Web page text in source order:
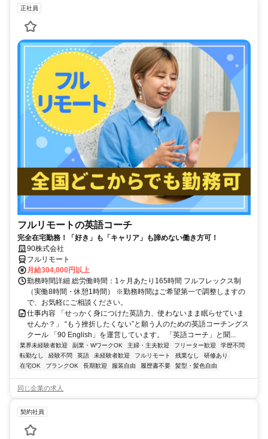
正社員
フルリモートの英語コーチ
完全在宅勤務！「好き」も「キャリア」も諦めない働き方可！
90株式会社
フルリモート
月給304,000円以上
勤務時間詳細 総労働時間：1ヶ月あたり165時間 フルフレックス制
（実働8時間・休憩1時間） ※勤務時間はご希望第一で調整しますの
で、お気軽にご相談ください。
仕事内容 「せっかく身につけた英語力、使わないまま眠らせていま
せんか？」 “もう挫折したくない”と願う人のための英語コーチングス
クール 「90 English」を運営しています。 「英語コーチ」と聞...
業界未経験者歓迎 副業・WワークOK 主婦・主夫歓迎 フリーター歓迎
学歴不問
転勤なし
経験不問 英語 未経験者歓迎 フルリモート 残業なし
研修あり
在宅OK
ブランクOK 長期歓迎 服装自由 履歴書不要 髪型・髪色自由
同じ企業の求人
契約社員